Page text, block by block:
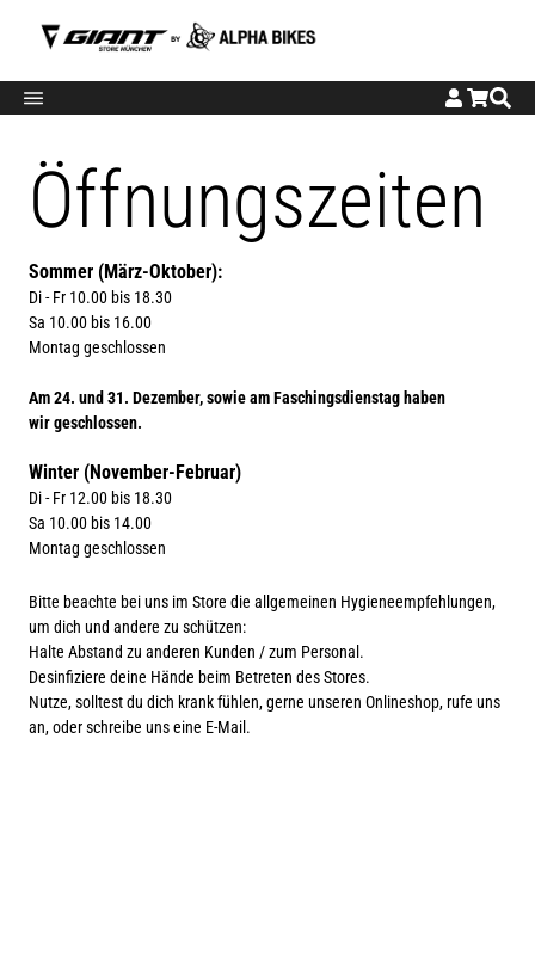
E-Mountainbike
E-Trekkingbike
E-City
E-Road
E-Gravel
MTB - Full Suspension
MTB - Hardtail
Hosen
Jerseys
Schaltung
Öffnungszeiten
Sommer (März-Oktober):
Di - Fr 10.00 bis 18.30
Sa 10.00 bis 16.00
Montag geschlossen
Am 24. und 31. Dezember, sowie am Faschingsdienstag haben
wir geschlossen.
Winter (November-Februar)
Di - Fr 12.00 bis 18.30
Sa 10.00 bis 14.00
Montag geschlossen
Bitte beachte bei uns im Store die allgemeinen Hygieneempfehlungen,
um dich und andere zu schützen:
Halte Abstand zu anderen Kunden / zum Personal.
Desinfiziere deine Hände beim Betreten des Stores.
Nutze, solltest du dich krank fühlen, gerne unseren Onlineshop, rufe uns
an, oder schreibe uns eine E-Mail.